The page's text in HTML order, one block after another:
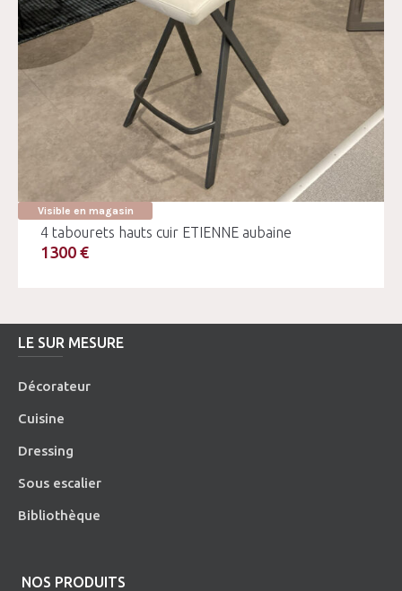
Visible en magasin
4 tabourets hauts cuir ETIENNE aubaine
1300 €
LE SUR MESURE
Décorateur
Cuisine
Dressing
Sous escalier
Bibliothèque
NOS PRODUITS